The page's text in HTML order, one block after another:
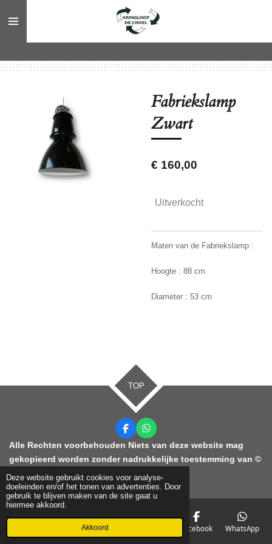
Deze website gebruikt cookies voor analyse-
doeleinden en/of het tonen van advertenties. Door
gebruik te blijven maken van de site gaat u
hiermee akkoord.
Akkoord
direct
hoofdinhoud
Fabriekslamp
Zwart
€ 160,00
Uitverkocht
Maten van de Fabriekslamp :
Hoogte : 88 cm
Diameter : 53 cm
TOP
F
a
c
e
b
o
o
k
W
h
a
t
s
A
p
p
Alle Rechten voorbehouden Niets van deze website mag
gekopieerd worden zonder nadrukkelijke toestemming van ©
2021 KDC Ontruimingen
Telefoonnummer Facebook WhatsApp